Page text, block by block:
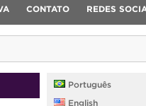
CONTATO REDES
Português
English